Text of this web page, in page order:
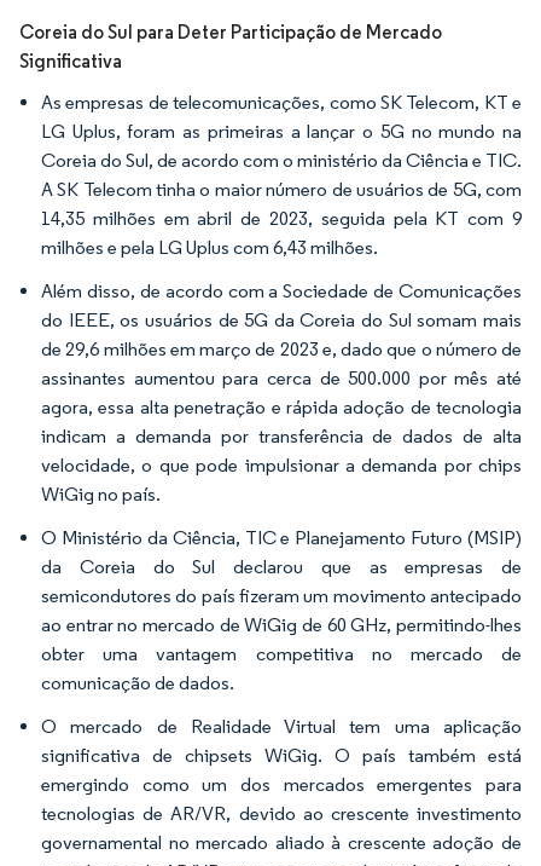
Coreia do Sul para Deter Participação de Mercado
Significativa
As empresas de telecomunicações, como SK Telecom, KT e
LG Uplus, foram as primeiras a lançar o 5G no mundo na
Coreia do Sul, de acordo com o ministério da Ciência e TIC.
A SK Telecom tinha o maior número de usuários de 5G, com
14,35 milhões em abril de 2023, seguida pela KT com 9
milhões e pela LG Uplus com 6,43 milhões.
Além disso, de acordo com a Sociedade de Comunicações
do IEEE, os usuários de 5G da Coreia do Sul somam mais
de 29,6 milhões em março de 2023 e, dado que o número de
assinantes aumentou para cerca de 500.000 por mês até
agora, essa alta penetração e rápida adoção de tecnologia
indicam a demanda por transferência de dados de alta
velocidade, o que pode impulsionar a demanda por chips
WiGig no país.
O Ministério da Ciência, TIC e Planejamento Futuro (MSIP)
da Coreia do Sul declarou que as empresas de
semicondutores do país fizeram um movimento antecipado
ao entrar no mercado de WiGig de 60 GHz, permitindo-lhes
obter uma vantagem competitiva no mercado de
comunicação de dados.
O mercado de Realidade Virtual tem uma aplicação
significativa de chipsets WiGig. O país também está
emergindo como um dos mercados emergentes para
tecnologias de AR/VR, devido ao crescente investimento
governamental no mercado aliado à crescente adoção de